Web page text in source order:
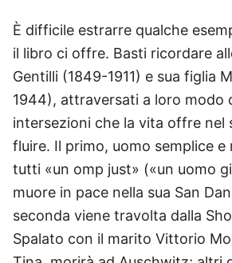
È difficile estrarre qualche
il libro ci offre. Basti ricordare
Gentilli (1849-1911) e sua figlia
1944), attraversati a loro modo
intersezioni che la vita offre nel
fluire. Il primo, uomo semplice e
tutti «un omp just» («un uomo
muore in pace nella sua San
seconda viene travolta dalla
Spalato con il marito Vittorio